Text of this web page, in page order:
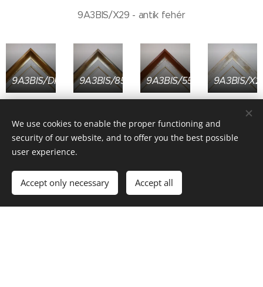
9A3BIS/X29 - antik fehér
9A3BIS/DKH3 9A3BIS/85 9A3BIS/551 9A3BIS/
We use cookies to enable the proper functioning and
security of our website, and to offer you the best possible
user experience.
Accept only necessary Accept all